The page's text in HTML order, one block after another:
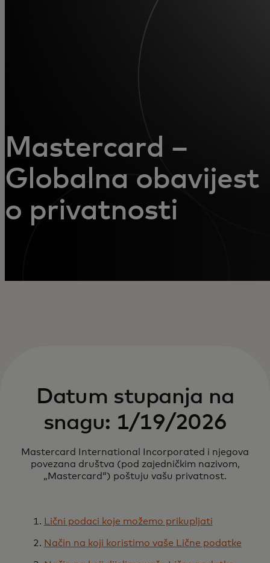
Za inovatore
Novosti i trendovi
Mastercard –
Globalna obavijest
o privatnosti
Datum stupanja na
snagu: 1/19/2026
Mastercard International Incorporated i njegova
povezana društva (pod zajedničkim nazivom,
„Mastercard“) poštuju vašu privatnost.
Lični podaci koje možemo prikupljati
Način na koji koristimo vaše Lične podatke